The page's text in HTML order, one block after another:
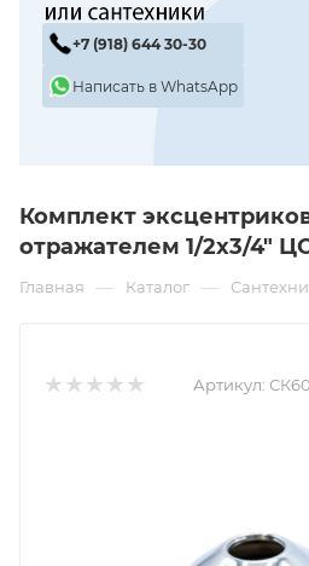
+7 (918) 644 30-30
Написать в WhatsApp
Комплект
отражателем 1/2х3/4"
Главная — Каталог —
Артикул: